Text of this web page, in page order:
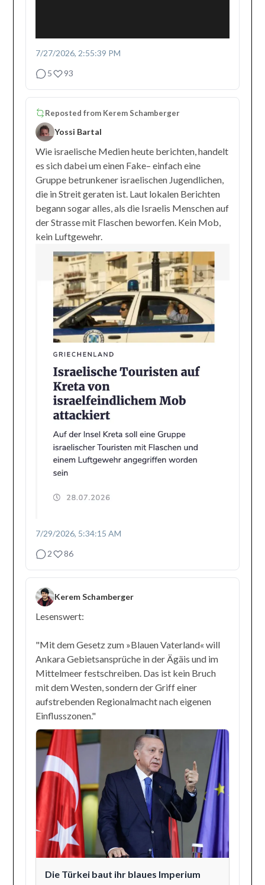
7/27/2026, 2:55:39 PM
5
93
Reposted from Kerem Schamberger
Yossi Bartal
Wie israelische Medien heute berichten, handelt
es sich dabei um einen Fake– einfach eine
Gruppe betrunkener israelischen Jugendlichen,
die in Streit geraten ist. Laut lokalen Berichten
begann sogar alles, als die Israelis Menschen auf
der Strasse mit Flaschen beworfen. Kein Mob,
kein Luftgewehr.
7/29/2026, 5:34:15 AM
2
86
Kerem Schamberger
Lesenswert:
"Mit dem Gesetz zum »Blauen Vaterland« will
Ankara Gebietsansprüche in der Ägäis und im
Mittelmeer festschreiben. Das ist kein Bruch
mit dem Westen, sondern der Griff einer
aufstrebenden Regionalmacht nach eigenen
Einflusszonen."
Die Türkei baut ihr blaues Imperium